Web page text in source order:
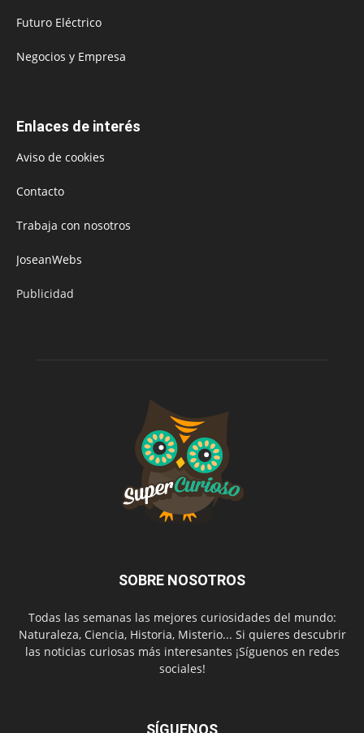
Futuro Eléctrico
Negocios y Empresa
Enlaces de interés
Aviso de cookies
Contacto
Trabaja con nosotros
JoseanWebs
Publicidad
SOBRE NOSOTROS
Todas las semanas las mejores curiosidades del mundo:
Naturaleza, Ciencia, Historia, Misterio... Si quieres descubrir
las noticias curiosas más interesantes ¡Síguenos en redes
sociales!
SÍGUENOS